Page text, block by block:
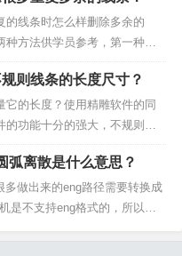
型上没有颜色（指的是和左
的线条时怎么样删除多余的
种方法供学员参考，第一种方
条，按键盘上的CTRL在同时鼠
减选的线条为保留下来的线
都选中后，然后按键盘上的D
则线条的长度尺寸？
它的长度？使用精雕软件的同
的功能十分的强大，不规则的
选择测量工件，选择长度，然
量长度尺寸的线条，点选后
线条的长度尺寸了。▲图1 测量
弧离散是什么意思？
多做出来的eng路径需要转换成
是不支持eng格式的，所以需